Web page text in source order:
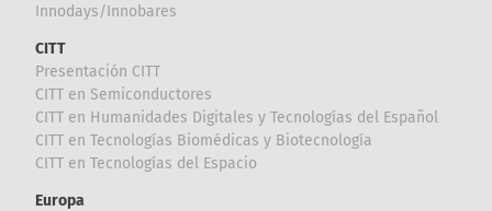
Innodays/Innobares
CITT
Presentación CITT
CITT en Semiconductores
CITT en Humanidades Digitales y Tecnologías del Español
CITT en Tecnologías Biomédicas y Biotecnología
CITT en Tecnologías del Espacio
Europa